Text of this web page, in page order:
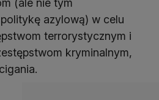
(ale nie tym
azylową) w celu
terrorystycznym i
kryminalnym,